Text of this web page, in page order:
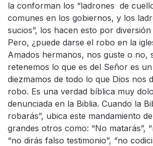
la conforman los “ladrones de
comunes en los gobiernos, y los
sucios”, los hacen esto por diversión
Pero, ¿puede darse el robo en la
Amados hermanos, nos guste o no,
retenemos lo que es del Señor es
diezmamos de todo lo que Dios nos
robo. Es una verdad bíblica muy
denunciada en la Biblia. Cuando la
robarás”, ubica este mandamiento
grandes otros como: “No matarás”,
“no dirás falso testimonio”, “no